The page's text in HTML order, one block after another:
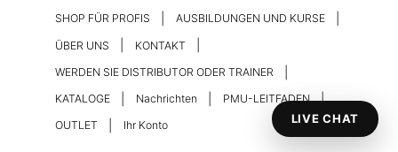
SHOP FÜR PROFIS AUSBILDUNGEN UND KURSE
ÜBER UNS KONTAKT
WERDEN SIE DISTRIBUTOR ODER TRAINER
KATALOGE Nachrichten PMU-LEITFADEN
OUTLET Ihr Konto LIVE CHAT